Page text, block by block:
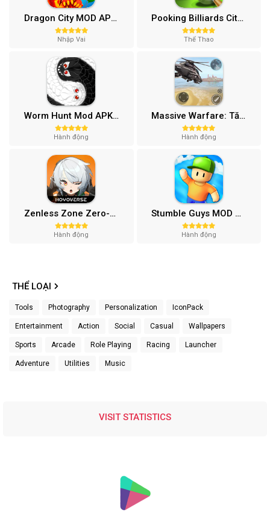
Dragon City MOD APK (One Hit, Tiền/99 999 Gems 2024) v24.7.2
Nhập Vai
Pooking Billiards City MOD APK (Menu, Full Tiền, Đường Kẻ) v3.0.84
Thể Thao
Worm Hunt Mod APK (Vô hạn tiền) v3.9.5
Hành động
Massive Warfare: Tăng chiến Mod APK v1.81.432
Hành động
Zenless Zone Zero-Gamota Mod APK 1.0.0
Hành động
Stumble Guys MOD APK (Unlocked All, Mega Menu) v0.74.1
Hành động
THỂ LOẠI
Tools Photography Personalization IconPack
Entertainment Action Social Casual Wallpapers
Sports Arcade Role Playing Racing Launcher
Adventure Utilities Music
VISIT STATISTICS